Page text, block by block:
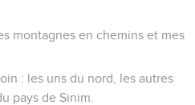
montagnes en chemins et mes
: les uns du nord, les autres
pays de Sinim.